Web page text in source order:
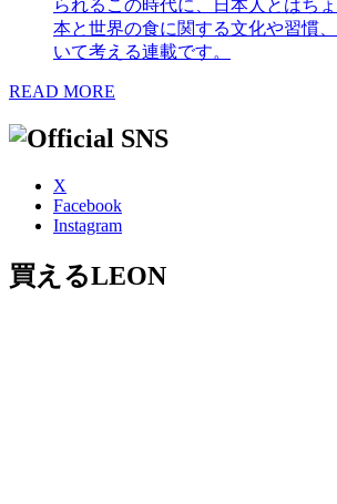
られるこの時代に、日本人とはち
本と世界の食に関する文化や習慣
いて考える連載です。
READ MORE
X
Facebook
Instagram
買えるLEON